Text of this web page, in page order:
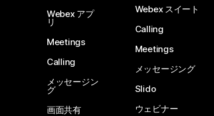
Webex アプ
リ
Meetings
Calling
メッセージン
グ
画面共有
Webex スイート
Calling
Meetings
メッセージング
Slido
ウェビナー